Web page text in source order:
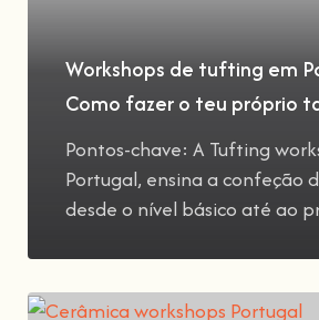
Workshops de tufting em
Como fazer o teu próprio
Pontos-chave: A Tufting
Portugal, ensina a confeção
desde o nível básico até ao